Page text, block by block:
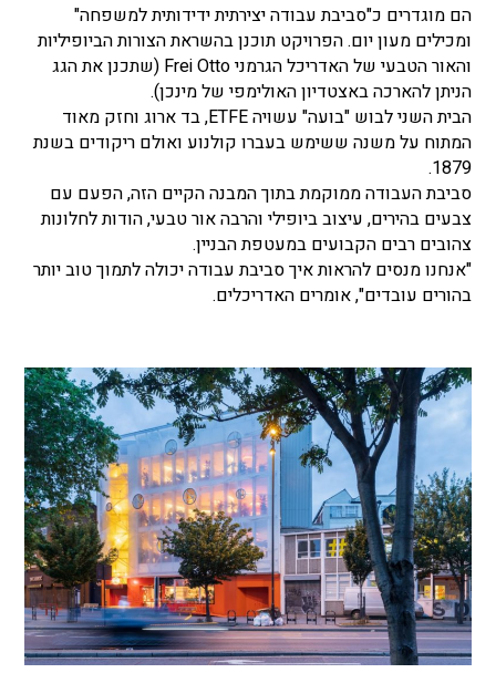
הם מוגדרים כ"סביבת עבודה יצירתית ידידותית למשפחה"
ומכילים מעון יום. הפרויקט תוכנן בהשראת הצורות הביופיליות
והאור הטבעי של האדריכל הגרמני Frei Otto (שתכנן את הגג
הניתן להארכה באצטדיון האולימפי של מינכן).
הבית השני לבוש "בועה" עשויה ETFE, בד ארוג וחזק מאוד
המתוח על משנה ששימש בעברו קולנוע ואולם ריקודים בשנת
1879.
סביבת העבודה ממוקמת בתוך המבנה הקיים הזה, הפעם עם
צבעים בהירים, עיצוב ביופילי והרבה אור טבעי, הודות לחלונות
צהובים רבים הקבועים במעטפת הבניין.
"אנחנו מנסים להראות איך סביבת עבודה יכולה לתמוך טוב יותר
בהורים עובדים", אומרים האדריכלים.